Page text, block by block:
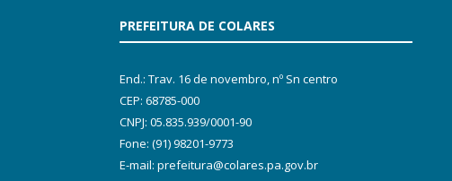
PREFEITURA DE COLARES
End.: Trav. 16 de novembro, nº Sn centro
CEP: 68785-000
CNPJ: 05.835.939/0001-90
Fone: (91) 98201-9773
E-mail: prefeitura@colares.pa.gov.br